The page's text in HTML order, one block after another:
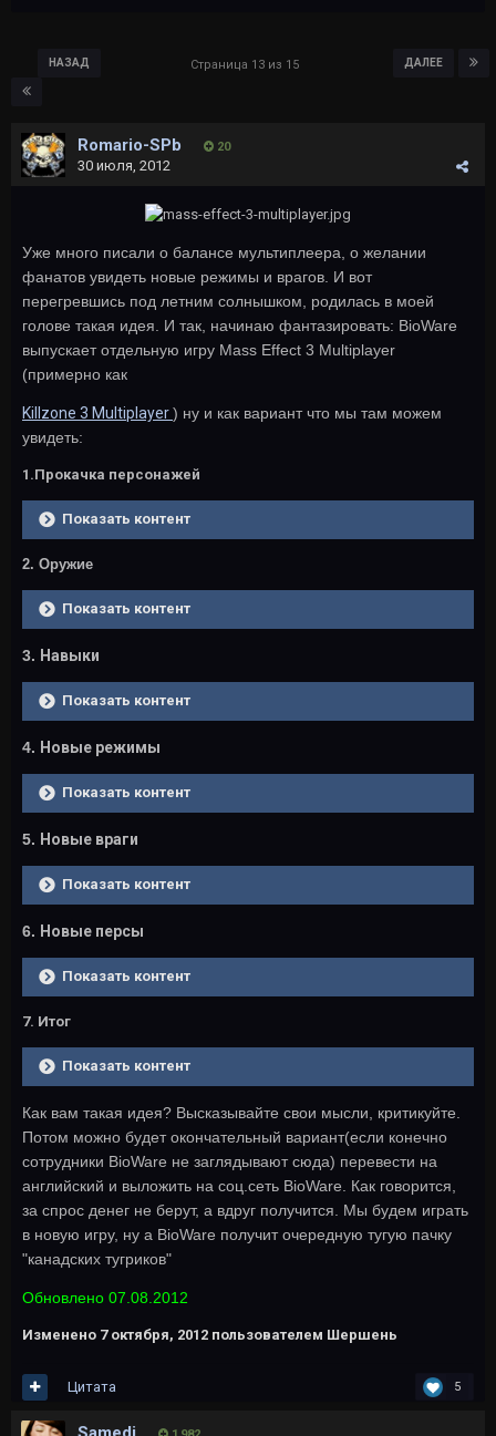
НАЗАД ДАЛЕЕ
Страница 13 из 15
Romario-SPb 20
30 июля, 2012
Уже много писали о балансе мультиплеера, о желании
фанатов увидеть новые режимы и врагов. И вот
перегревшись под летним солнышком, родилась в моей
голове такая идея. И так, начинаю фантазировать: BioWare
выпускает отдельную игру Mass Effect 3 Multiplayer
(примерно как
Killzone 3 Multiplayer) ну и как вариант что мы там можем
увидеть:
1.Прокачка персонажей
Показать контент
2. Оружие
Показать контент
3. Навыки
Показать контент
4. Новые режимы
Показать контент
5. Новые враги
Показать контент
6. Новые персы
Показать контент
7. Итог
Показать контент
Как вам такая идея? Высказывайте свои мысли, критикуйте.
Потом можно будет окончательный вариант(если конечно
сотрудники BioWare не заглядывают сюда) перевести на
английский и выложить на соц.сеть BioWare. Как говорится,
за спрос денег не берут, а вдруг получится. Мы будем играть
в новую игру, ну а BioWare получит очередную тугую пачку
"канадских тугриков"
Обновлено 07.08.2012
Изменено 7 октября, 2012 пользователем Шершень
5
Цитата